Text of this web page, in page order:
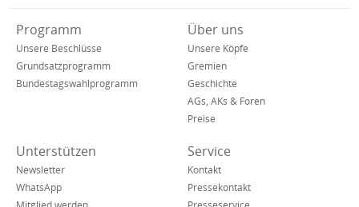
sozialen
Netzwerken
Verkürzte
Navigation
Programm
Unsere Beschlüsse
Grundsatzprogramm
Bundestagswahlprogramm
Über uns
Unsere Köpfe
Gremien
Geschichte
AGs, AKs & Foren
Preise
Unterstützen
Newsletter
WhatsApp
Service
Kontakt
Pressekontakt